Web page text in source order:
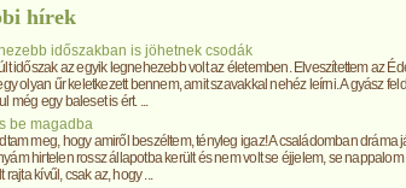
hírek
időszakban is jöhetnek csodák
időszak az egyik legnehezebb volt az életemben. Elveszítettem az
olyan űr keletkezett bennem, amit szavakkal nehéz leírni. A gyász
még egy baleset is ért. ...
be magadba
meg, hogy amiről beszéltem, tényleg igaz! A családomban dráma
hirtelen rossz állapotba került és nem volt se éjjelem, se
rajta kívűl, csak az, hogy ...